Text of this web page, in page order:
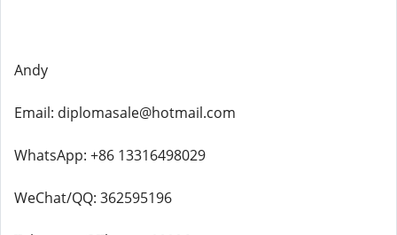
Andy
Email: diplomasale@hotmail.com
WhatsApp: +86 13316498029
WeChat/QQ: 362595196